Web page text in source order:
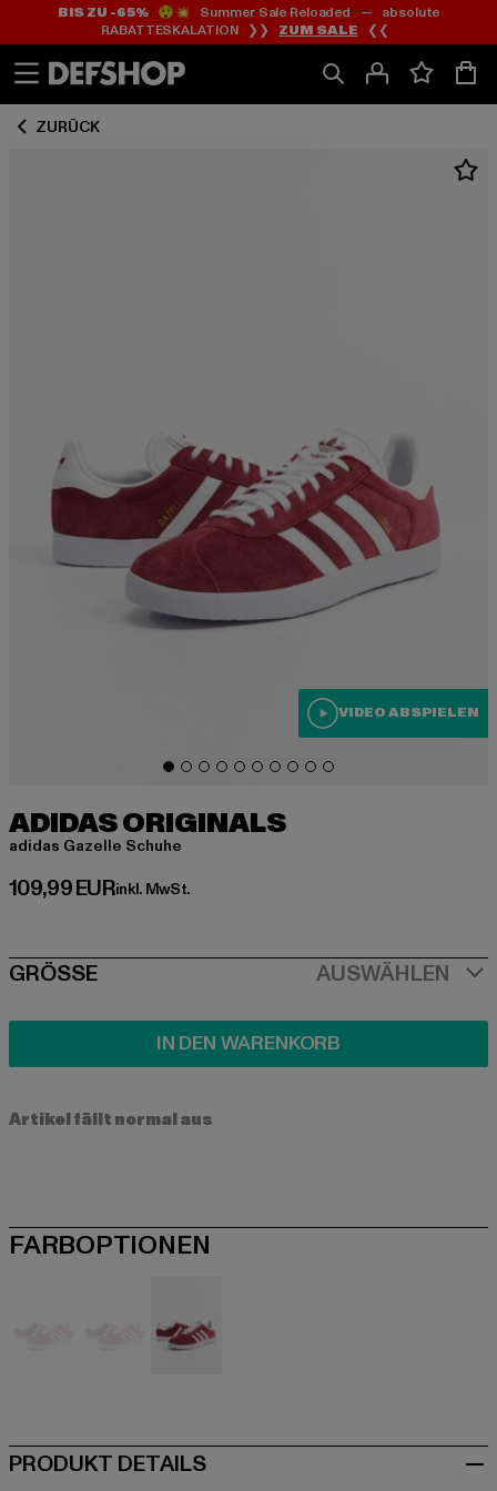
Zum
Inhalt
springen
Zum
Fußzeile
springen
BIS ZU -65%😲💥 Summer Sale Reloaded — absolute
RABATTESKALATION ❯❯ ZUM SALE ❮❮
ZURÜCK
VIDEO ABSPIELEN
ADIDAS ORIGINALS
adidas Gazelle Schuhe
109,99 EUR
Derzeitiger Preis: 109,99 EUR
inkl. MwSt.
SIZE
GRÖSSE AUSWÄHLEN
IN DEN WARENKORB
Artikel fällt normal aus
FARBOPTIONEN
PRODUKT DETAILS